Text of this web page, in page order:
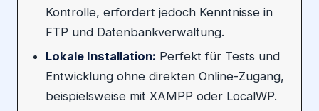
Kontrolle, erfordert jedoch Kenntnisse in
FTP und Datenbankverwaltung.
Lokale Installation: Perfekt für Tests und
Entwicklung ohne direkten Online-Zugang,
beispielsweise mit XAMPP oder LocalWP.